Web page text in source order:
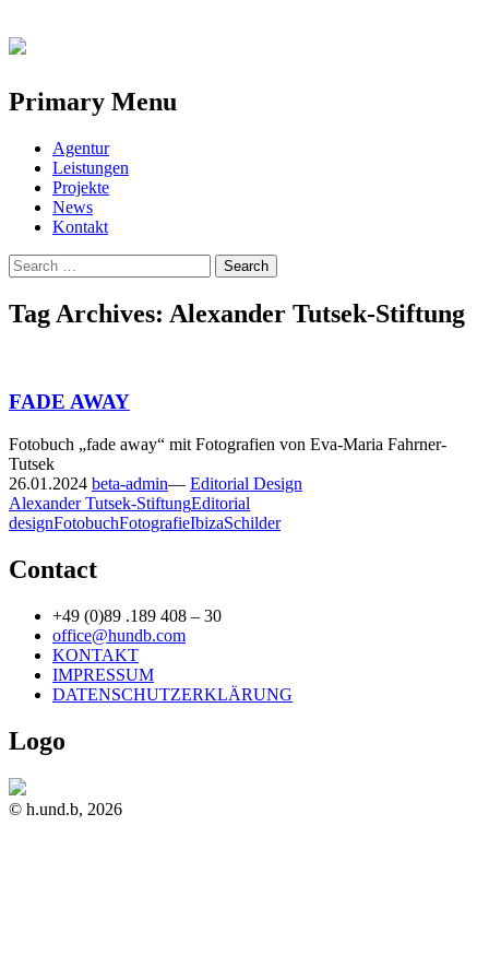
Primary Menu
Skip
content
Agentur
Leistungen
Projekte
News
Kontakt
Search
for:
Tag Archives: Alexander Tutsek-Stiftung
FADE AWAY
Fotobuch „fade away“ mit Fotografien von Eva-Maria Fahrner-
Tutsek
26.01.2024 beta-admin— Editorial Design
Alexander Tutsek-StiftungEditorial
designFotobuchFotografieIbizaSchilder
Contact
+49 (0)89 .189 408 – 30
office@hundb.com
KONTAKT
IMPRESSUM
DATENSCHUTZERKLÄRUNG
Logo
© h.und.b, 2026